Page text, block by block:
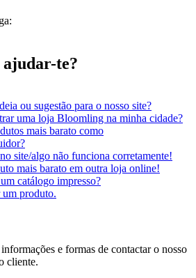
ajudar-te?
ou sugestão para o nosso site?
uma loja Bloomling na minha cidade?
mais barato como
site/algo não funciona corretamente!
mais barato em outra loja online!
catálogo impresso?
um produto.
e formas de contactar o nosso
cliente.